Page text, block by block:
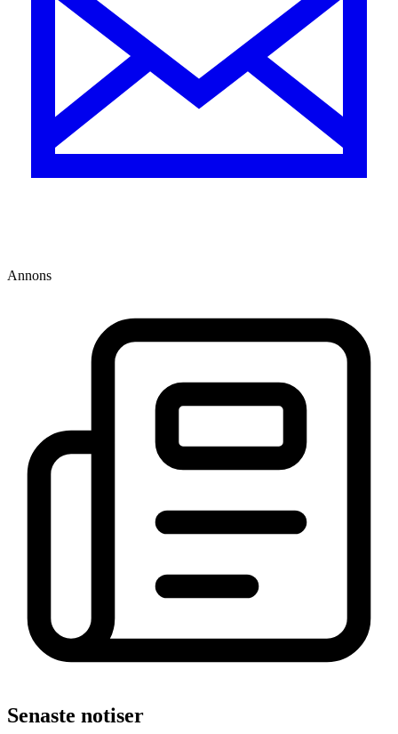
Annons
Senaste notiser